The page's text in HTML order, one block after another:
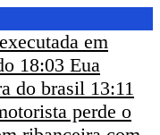
em
18:03 Eua
do brasil 13:11
perde o